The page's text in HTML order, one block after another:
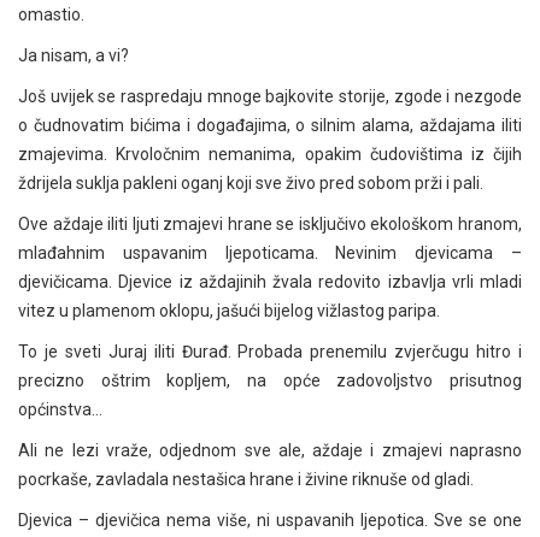
omastio.
Ja nisam, a vi?
Još uvijek se raspredaju mnoge bajkovite storije, zgode i nezgode
o čudnovatim bićima i događajima, o silnim alama, aždajama iliti
zmajevima. Krvoločnim nemanima, opakim čudovištima iz čijih
ždrijela suklja pakleni oganj koji sve živo pred sobom prži i pali.
Ove aždaje iliti ljuti zmajevi hrane se isključivo ekološkom hranom,
mlađahnim uspavanim ljepoticama. Nevinim djevicama –
djevičicama. Djevice iz aždajinih žvala redovito izbavlja vrli mladi
vitez u plamenom oklopu, jašući bijelog vižlastog paripa.
To je sveti Juraj iliti Đurađ. Probada prenemilu zvjerčugu hitro i
precizno oštrim kopljem, na opće zadovoljstvo prisutnog
općinstva…
Ali ne lezi vraže, odjednom sve ale, aždaje i zmajevi naprasno
pocrkaše, zavladala nestašica hrane i živine riknuše od gladi.
Djevica – djevičica nema više, ni uspavanih ljepotica. Sve se one